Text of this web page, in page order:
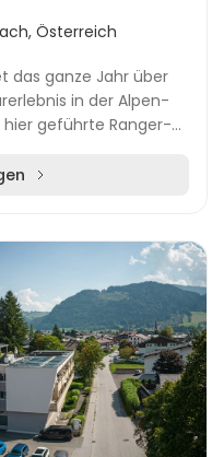
Österreich
das ganze Jahr über
in der Alpen-
hier geführte Ranger-